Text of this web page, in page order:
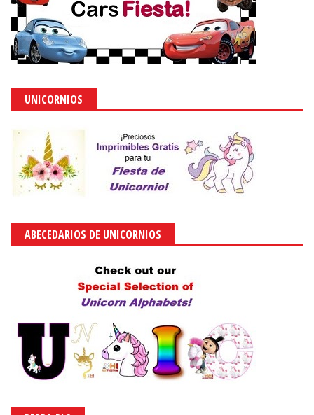
UNICORNIOS
ABECEDARIOS DE UNICORNIOS